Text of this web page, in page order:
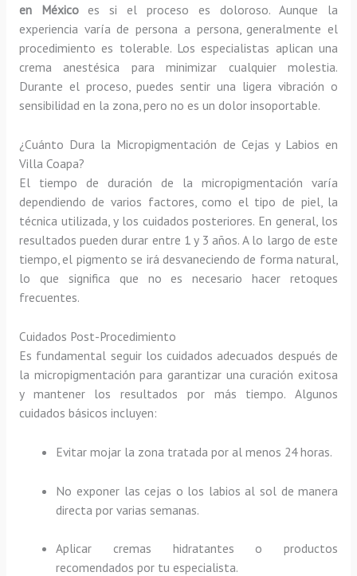
en Méxicoes si el proceso es doloroso. Aunque la
experiencia varía de persona a persona, generalmente el
procedimiento es tolerable. Los especialistas aplican una
crema anestésica para minimizar cualquier molestia.
Durante el proceso, puedes sentir una ligera vibración o
sensibilidad en la zona, pero no es un dolor insoportable.
¿Cuánto Dura la Micropigmentación de Cejas y Labios en
Villa Coapa?
El tiempo de duración de la micropigmentación varía
dependiendo de varios factores, como el tipo de piel, la
técnica utilizada, y los cuidados posteriores. En general, los
resultados pueden durar entre 1 y 3 años. A lo largo de este
tiempo, el pigmento se irá desvaneciendo de forma natural,
lo que significa que no es necesario hacer retoques
frecuentes.
Cuidados Post-Procedimiento
Es fundamental seguir los cuidados adecuados después de
la micropigmentación para garantizar una curación exitosa
y mantener los resultados por más tiempo. Algunos
cuidados básicos incluyen:
Evitar mojar la zona tratada por al menos 24 horas.
No exponer las cejas o los labios al sol de manera
directa por varias semanas.
Aplicar cremas hidratantes o productos
recomendados por tu especialista.